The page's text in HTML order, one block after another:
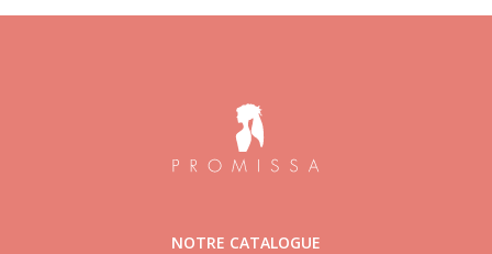
NOTRE CATALOGUE